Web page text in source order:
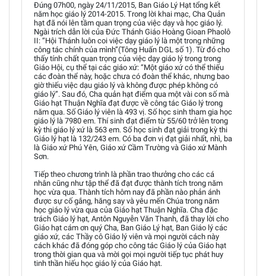
Đúng 07h00, ngày 24/11/2015, Ban Giáo Lý Hạt tổng kết
năm học giáo lý 2014-2015. Trong lời khai mạc, Cha Quản
hạt đã nói lên tầm quan trọng của việc dạy và học giáo lý.
Ngài trích dẫn lời của Đức Thánh Giáo Hoàng Gioan Phaolô
II: “Hội Thánh luôn coi việc dạy giáo lý là một trong những
công tác chính của mình”(Tông Huấn DGL số 1). Từ đó cho
thấy tính chất quan trọng của việc dạy giáo lý trong trong
Giáo Hội, cụ thể tại các giáo xứ: “Một giáo xứ có thể thiếu
các đoàn thể này, hoặc chưa có đoàn thể khác, nhưng bao
giờ thiếu việc dạu giáo lý và không được phép không có
giáo lý”. Sau đó, Cha quản hạt điểm qua một vài con số mà
Giáo hạt Thuận Nghĩa đạt được về công tác Giáo lý trong
năm qua. Số Giáo lý viên là 493 vị. Số học sinh tham gia học
giáo lý là 7980 em. Thí sinh đạt điểm từ 55/60 trở lên trong
kỳ thi giáo lý xứ là 563 em. Số học sinh đạt giải trong kỳ thi
Giáo lý hạt là 132/243 em. Có ba đơn vị đạt giải nhất, nhì, ba
là Giáo xứ Phú Yên, Giáo xứ Cầm Trường và Giáo xứ Mành
Sơn.
Tiếp theo chương trình là phần trao thưởng cho các cá
nhân cũng như tập thể đã đạt được thành tích trong năm
học vừa qua. Thành tích hôm nay đã phần nào phản ánh
được sự cố gắng, hăng say và yêu mến Chúa trong năm
học giáo lý vừa qua của Giáo hạt Thuận Nghĩa. Cha đặc
trách Giáo lý hạt, Antôn Nguyễn Văn Thanh, đã thay lời cho
Giáo hạt cám ơn quý Cha, Ban Giáo Lý hạt, Ban Giáo lý các
giáo xứ, các Thầy cô Giáo lý viên và mọi người cách này
cách khác đã đóng góp cho công tác Giáo lý của Giáo hạt
trong thời gian qua và mời gọi mọi người tiếp tục phát huy
tinh thần hiếu học giáo lý của Giáo hạt.